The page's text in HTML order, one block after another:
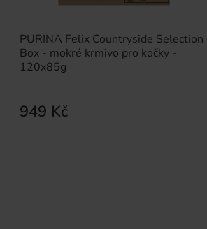
PURINA Felix Countryside Selection
Box - mokré krmivo pro kočky -
120x85g
949 Kč